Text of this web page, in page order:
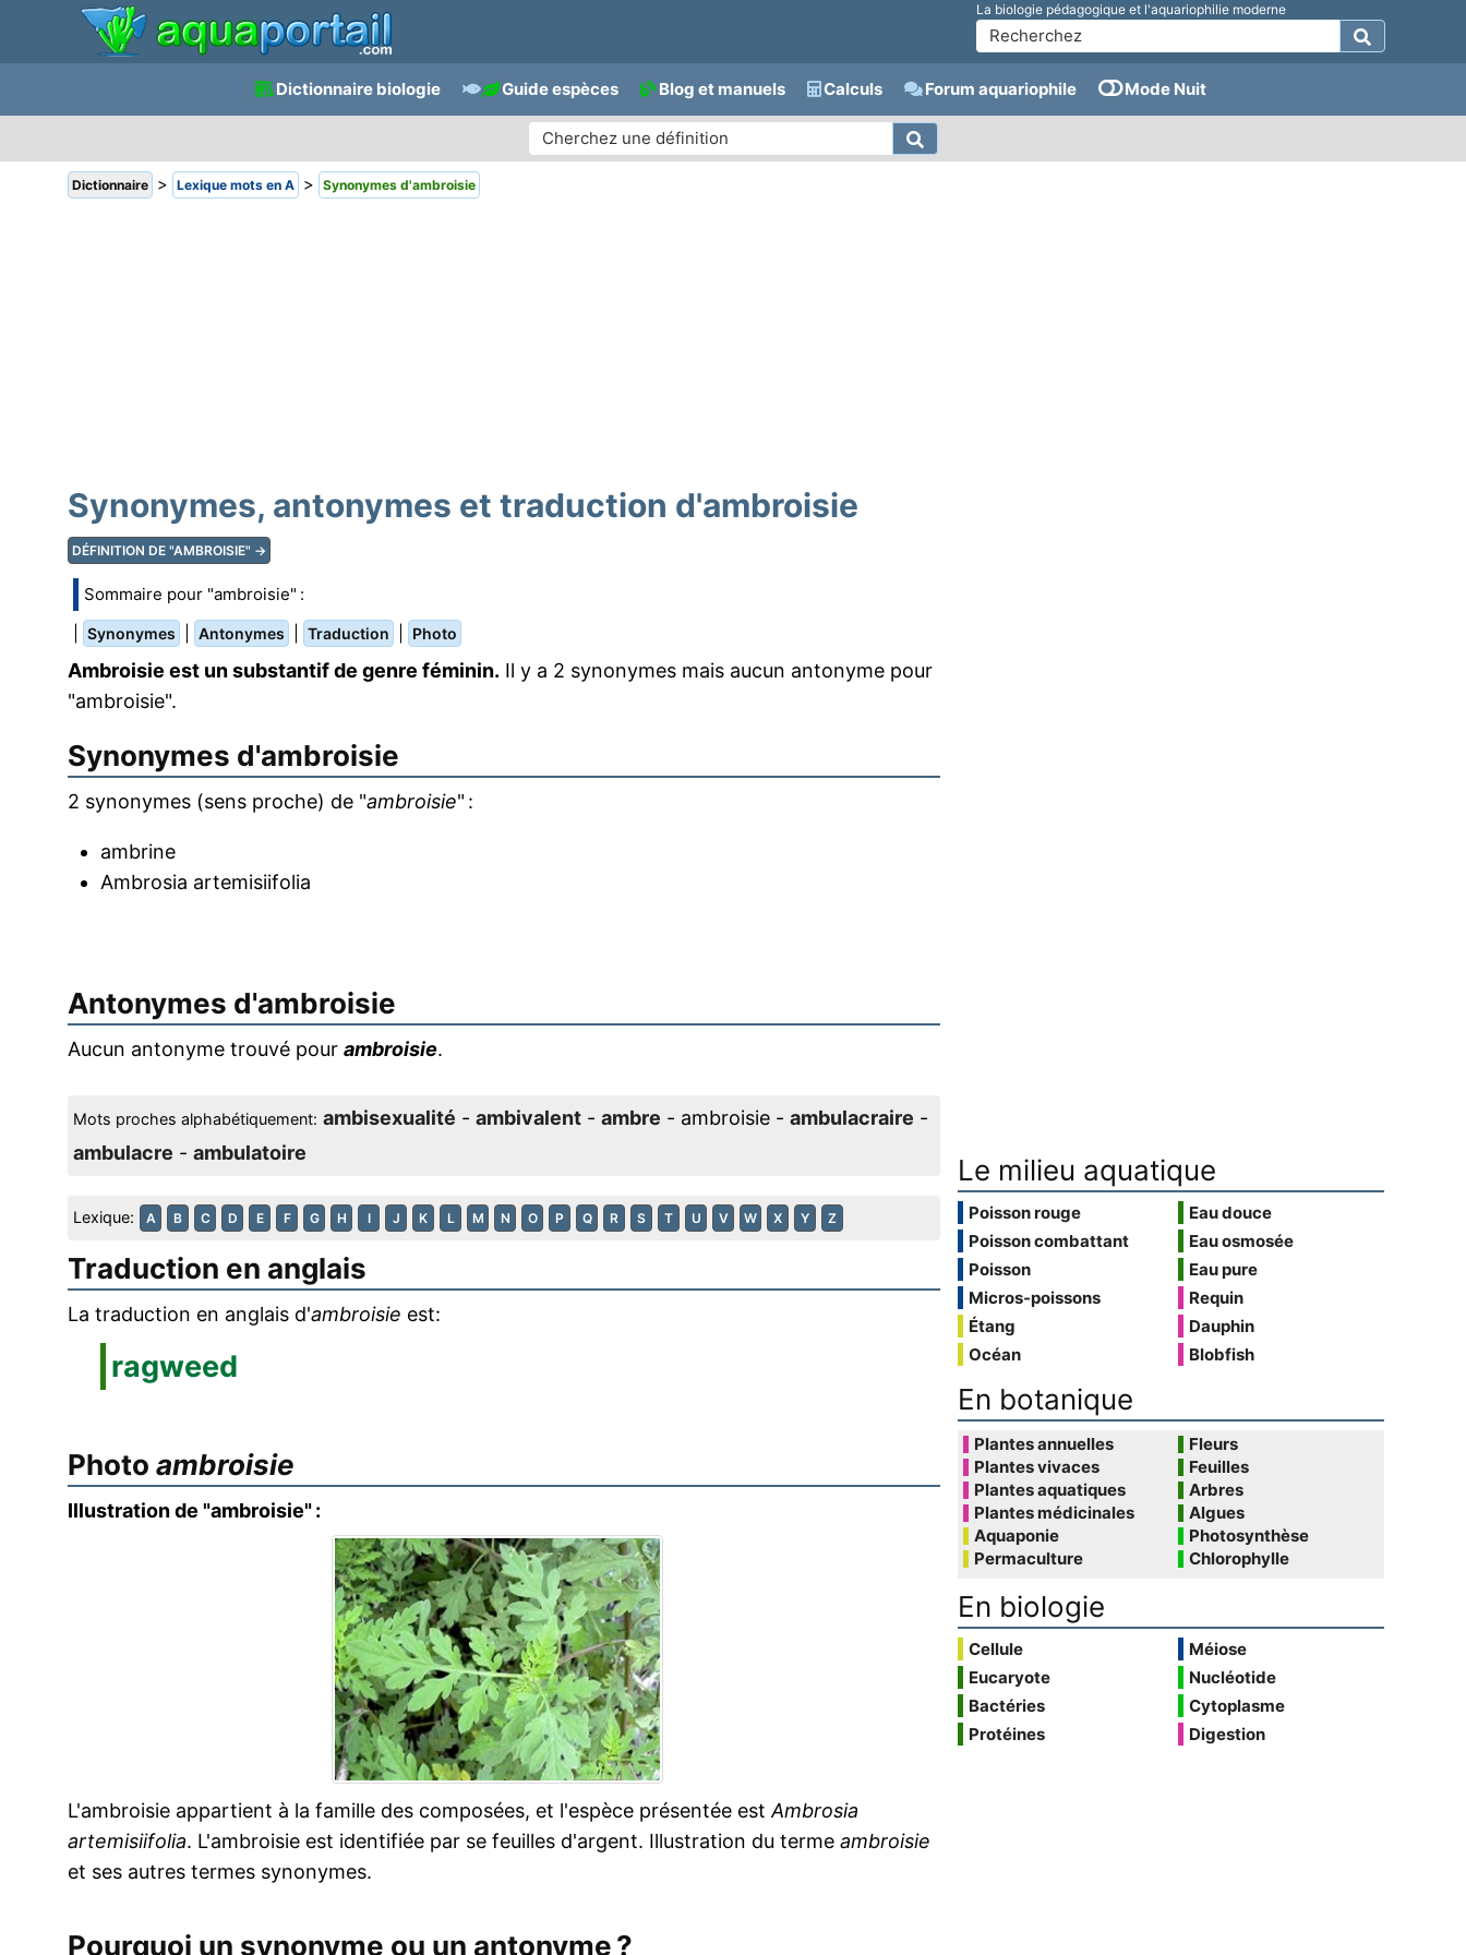
La biologie pédagogique et l'aquariophilie moderne
Dictionnaire biologie Guide espèces Blog et manuels Calculs Forum aquariophile Mode Nuit
Dictionnaire > Lexique mots en A > Synonymes d'ambroisie
Synonymes, antonymes et traduction d'ambroisie
DÉFINITION DE "AMBROISIE" →
Sommaire pour "ambroisie" :
Synonymes Antonymes Traduction Photo
Ambroisie est un substantif de genre féminin. Il y a 2 synonymes mais aucun antonyme pour
"ambroisie".
Synonymes d'ambroisie
2 synonymes (sens proche) de "ambroisie" :
ambrine
Ambrosia artemisiifolia
Antonymes d'ambroisie
Aucun antonyme trouvé pour ambroisie.
Mots proches alphabétiquement: ambisexualité - ambivalent - ambre - ambroisie - ambulacraire -
ambulacre - ambulatoire
Lexique: A B C D E F G H I J K L M N O P Q R S T U V W X Y Z
Traduction en anglais
La traduction en anglais d'ambroisie est:
ragweed
Photo ambroisie
Illustration de "ambroisie" :
L'ambroisie appartient à la famille des composées, et l'espèce présentée est Ambrosia
artemisiifolia. L'ambroisie est identifiée par se feuilles d'argent. Illustration du terme ambroisie
et ses autres termes synonymes.
Pourquoi un synonyme ou un antonyme ?
Le milieu aquatique
Poisson rouge
Poisson combattant
Poisson
Micros-poissons
Étang
Océan
Eau douce
Eau osmosée
Eau pure
Requin
Dauphin
Blobfish
En botanique
Plantes annuelles
Plantes vivaces
Plantes aquatiques
Plantes médicinales
Aquaponie
Permaculture
Fleurs
Feuilles
Arbres
Algues
Photosynthèse
Chlorophylle
En biologie
Cellule
Eucaryote
Bactéries
Protéines
Méiose
Nucléotide
Cytoplasme
Digestion